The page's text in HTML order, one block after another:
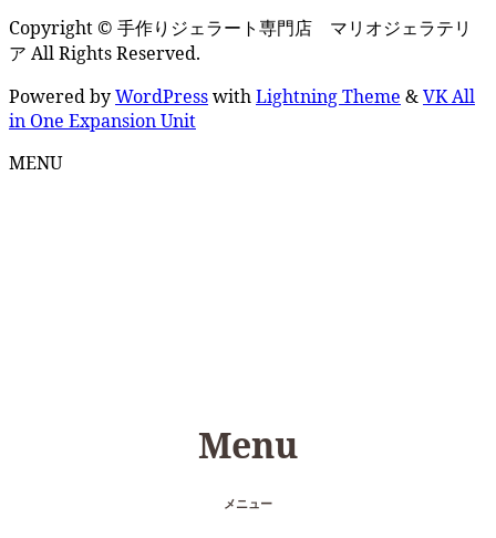
Copyright © 手作りジェラート専門店 マリオジェラテリ
ア All Rights Reserved.
Powered byWordPresswithLightning Theme &VK All
in One Expansion Unit
MENU
Menu
メニュー